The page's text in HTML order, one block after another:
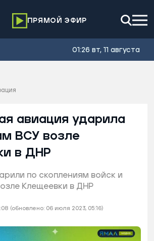
ПРЯМОЙ ЭФИР
01:26 вт, 11 августа
(обновлено: 06 июля 2023, 05:16)
авиация ударила
ВСУ возле
в ДНР
по скоплениям войск и
Клещеевки в ДНР